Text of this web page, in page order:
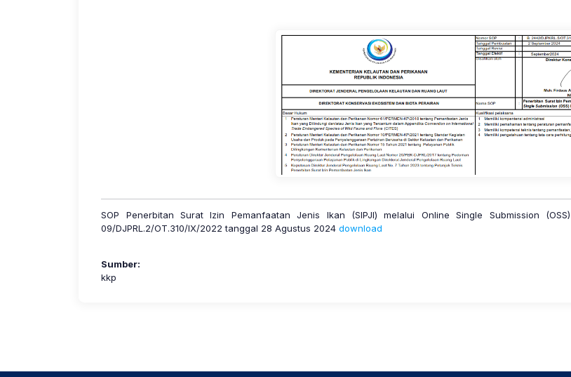
SOP Penerbitan Surat Izin Pemanfaatan Jenis Ikan (SIPJI) melalui Online Single Submission
09/DJPRL.2/OT.310/IX/2022 tanggal 28 Agustus 2024download
Sumber:
kkp